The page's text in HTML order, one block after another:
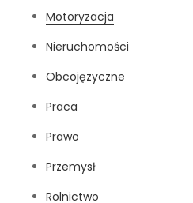
Motoryzacja
Nieruchomości
Obcojęzyczne
Praca
Prawo
Przemysł
Rolnictwo